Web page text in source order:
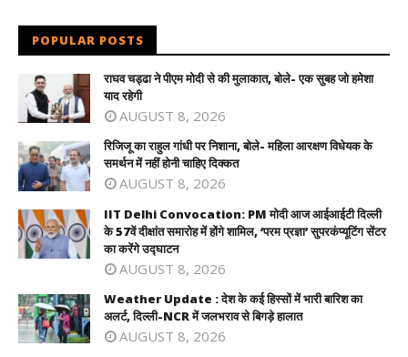
POPULAR POSTS
राघव चड्ढा ने पीएम मोदी से की मुलाकात, बोले- एक सुबह जो हमेशा
याद रहेगी
AUGUST 8, 2026
रिजिजू का राहुल गांधी पर निशाना, बोले- महिला आरक्षण विधेयक के
समर्थन में नहीं होनी चाहिए दिक्कत
AUGUST 8, 2026
IIT Delhi Convocation: PM मोदी आज आईआईटी दिल्ली
के 57वें दीक्षांत समारोह में होंगे शामिल, ‘परम प्रज्ञा’ सुपरकंप्यूटिंग सेंटर
का करेंगे उद्घाटन
AUGUST 8, 2026
Weather Update : देश के कई हिस्सों में भारी बारिश का
अलर्ट, दिल्ली-NCR में जलभराव से बिगड़े हालात
AUGUST 8, 2026